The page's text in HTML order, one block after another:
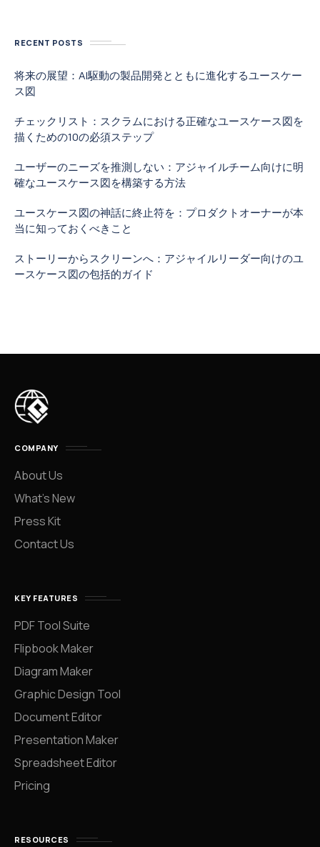
RECENT POSTS
将来の展望：AI駆動の製品開発とともに進化するユースケー
ス図
チェックリスト：スクラムにおける正確なユースケース図を
描くための10の必須ステップ
ユーザーのニーズを推測しない：アジャイルチーム向けに明
確なユースケース図を構築する方法
ユースケース図の神話に終止符を：プロダクトオーナーが本
当に知っておくべきこと
ストーリーからスクリーンへ：アジャイルリーダー向けのユ
ースケース図の包括的ガイド
COMPANY
About Us
What’s New
Press Kit
Contact Us
KEY FEATURES
PDF Tool Suite
Flipbook Maker
Diagram Maker
Graphic Design Tool
Document Editor
Presentation Maker
Spreadsheet Editor
Pricing
RESOURCES